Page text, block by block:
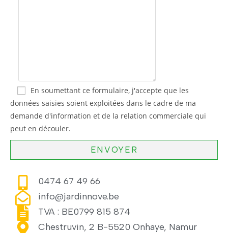
En soumettant ce formulaire, j'accepte que les
données saisies soient exploitées dans le cadre de ma
demande d'information et de la relation commerciale qui
peut en découler.
0474 67 49 66
info@jardinnove.be
TVA : BE0799 815 874
Chestruvin, 2 B-5520 Onhaye, Namur